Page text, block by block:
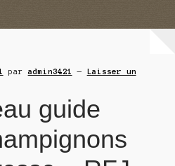
paradmin3421 — Laisser un
guide